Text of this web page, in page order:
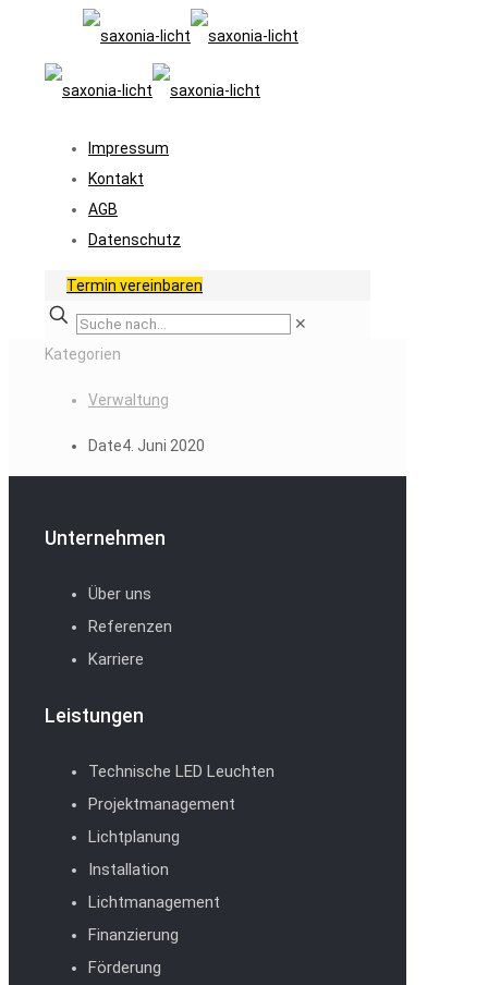
Impressum
Kontakt
AGB
Datenschutz
Termin vereinbaren
✕
Kategorien
Verwaltung
Date4. Juni 2020
Unternehmen
Über uns
Referenzen
Karriere
Leistungen
Technische LED Leuchten
Projektmanagement
Lichtplanung
Installation
Lichtmanagement
Finanzierung
Förderung